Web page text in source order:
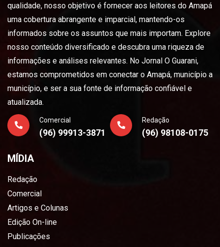
qualidade, nosso objetivo é fornecer aos leitores do Amapá
uma cobertura abrangente e imparcial, mantendo-os
informados sobre os assuntos que mais importam. Explore
nosso conteúdo diversificado e descubra uma riqueza de
informações e análises relevantes. No Jornal O Guarani,
estamos comprometidos em conectar o Amapá, município a
município, e ser a sua fonte de informação confiável e
atualizada.
Comercial
(96) 99913-3871
Redação
(96) 98108-0175
MÍDIA
Redação
Comercial
Artigos e Colunas
Edição On-line
Publicações